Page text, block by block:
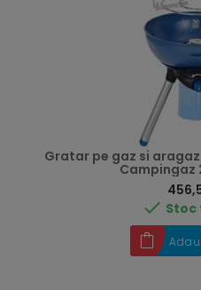
Gratar pe gaz si
Campingaz
